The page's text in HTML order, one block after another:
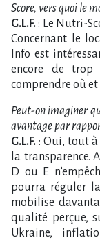
Score, vers quoi le
G.L.F.: Le Nutri-
Concernant le
Info est
encore de trop
comprendre où
Peut-on imaginer
avantage par
G.L.F. : Oui, tout
la transparence.
D ou E
pourra réguler la
mobilise
qualité perçue,
Ukraine,